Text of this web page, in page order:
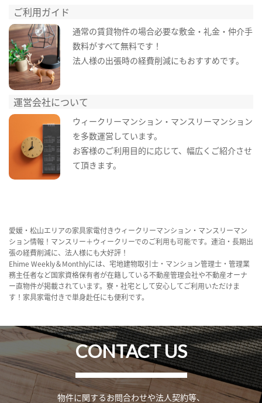
ご利用ガイド
通常の賃貸物件の場合必要な敷金・礼金・仲介手
数料がすべて無料です！
法人様の出張時の経費削減にもおすすめです。
運営会社について
ウィークリーマンション・マンスリーマンション
を多数運営しています。
お客様のご利用目的に応じて、幅広くご紹介させ
て頂きます。
愛媛・松山エリアの家具家電付きウィークリーマンション・マンスリーマン
ション情報！マンスリー＋ウィークリーでのご利用も可能です。連泊・長期出
張の経費削減に、法人様にも大好評！
Ehime Weekly＆Monthlyには、宅地建物取引士・マンション管理士・管理業
務主任者など国家資格保有者が在籍している不動産管理会社や不動産オーナ
ー直物件が掲載されています。寮・社宅として安心してご利用いただけま
す！家具家電付きで単身赴任にも便利です。
CONTACT US
物件に関するお問合わせや法人契約等、